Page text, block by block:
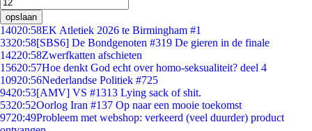
opslaan
14020:58EK Atletiek 2026 te Birmingham #1
3320:58[SBS6] De Bondgenoten #319 De gieren in de finale
14220:58Zwerfkatten afschieten
15620:57Hoe denkt God echt over homo-seksualiteit? deel 4
10920:56Nederlandse Politiek #725
9420:53[AMV] VS #1313 Lying sack of shit.
5320:52Oorlog Iran #137 Op naar een mooie toekomst
9720:49Probleem met webshop: verkeerd (veel duurder) product